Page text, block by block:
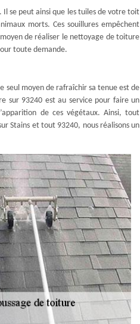
se peut ainsi que les tuiles de votre toit
morts. Ces souillures empêchent
de réaliser le nettoyage de toiture
toute demande.
seul moyen de rafraîchir sa tenue est de
sur 93240 est au service pour faire un
de ces végétaux. Ainsi, tout
Stains et tout 93240, nous réalisons un